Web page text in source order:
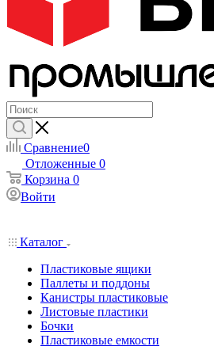
Сравнение0
Отложенные 0
Корзина 0
Войти
Каталог
Пластиковые ящики
Паллеты и поддоны
Канистры пластиковые
Листовые пластики
Бочки
Пластиковые емкости